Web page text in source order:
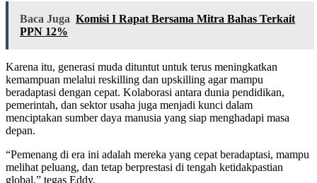
Baca Juga Komisi I Rapat Bersama Mitra Bahas Terkait
PPN 12%
Karena itu, generasi muda dituntut untuk terus meningkatkan
kemampuan melalui reskilling dan upskilling agar mampu
beradaptasi dengan cepat. Kolaborasi antara dunia pendidikan,
pemerintah, dan sektor usaha juga menjadi kunci dalam
menciptakan sumber daya manusia yang siap menghadapi masa
depan.
“Pemenang di era ini adalah mereka yang cepat beradaptasi, mampu
melihat peluang, dan tetap berprestasi di tengah ketidakpastian
global,” tegas Eddy.